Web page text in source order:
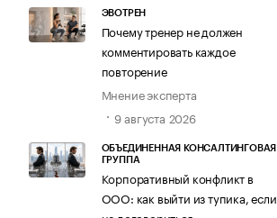
ЭВОТРЕН
Почему тренер не должен
комментировать каждое
повторение
Мнение эксперта
9 августа 2026
ОБЪЕДИНЕННАЯ КОНСАЛТИНГОВАЯ
ГРУППА
Корпоративный конфликт в
ООО: как выйти из тупика, если